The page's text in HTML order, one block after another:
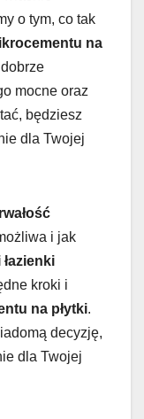
o tym, co tak
na
mocne oraz
będziesz
dla Twojej
i jak
kroki i
na płytki.
decyzję,
dla Twojej